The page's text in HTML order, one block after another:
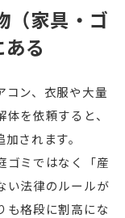
（家具・ゴ
る
コン、衣服や大量
を依頼すると、
されます。
ゴミではなく「産
い法律のルールが
も格段に割高にな